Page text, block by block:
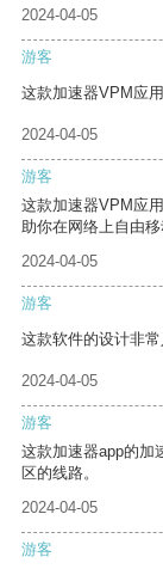
2024-04-05
游客
这款加速器VPM应
2024-04-05
游客
这款加速器VPM应
助你在网络上自由移
2024-04-05
游客
这款软件的设计非常
2024-04-05
游客
这款加速器app的加
区的线路。
2024-04-05
游客